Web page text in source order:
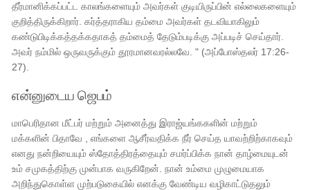
தீர்மானிக்கப்பட்ட காலங்களையும் அவர்கள் குடியிருப்பின் எல்லைகளையும்
குறித்திருக்கிறார். கர்த்தராகிய தம்மை அவர்கள் தடவியாகிலும்
கண்டுபிடிக்கத்தக்கதாகத் தம்மைத் தேடும்படிக்கு அப்படிச் செய்தார்.
அவர் நம்மில் ஒருவருக்கும் தூரமானவரல்லவே. " (அப்போஸ்தலர் 17:26-
27).
என்னுடைய ஜெபம்
மாபெரிதான மீட்பர் மற்றும் அனைத்து இராஜ்யங்ககளின் மற்றும்
மக்களின் பிதாவே , எங்களை ஆசீர்வதிக்க நீர் செய்த யாவற்றிற்காகவும்
எனது நன்றியையும் ஸ்தோத்திரத்தையும் சமர்ப்பிக்க நான் தாழ்மையுடன்
உம் சமுகத்திற்கு முன்பாக வருகிறேன். நான் உம்மை முழுமையாக
அறிந்துகொள்ள முற்படுகையில் எனக்கு வேண்டிய வழிகாட்டுதலும்